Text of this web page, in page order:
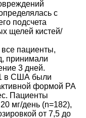
с
подсчета
щелей кистей/
пациенты,
принимали
3 дней.
в США были
формой РА
Пациенты
мг/день (n=182),
от 7,5 до